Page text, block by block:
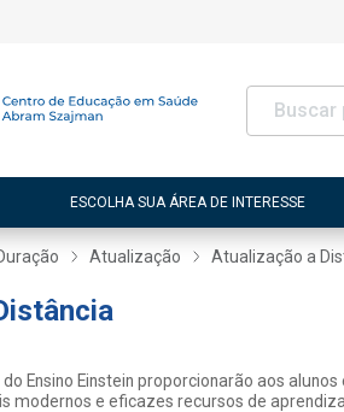
ESCOLHA SUA ÁREA DE INTERESSE
Atualização Atualização a
Ensino Einstein proporcionarão aos
modernos e eficazes recursos de